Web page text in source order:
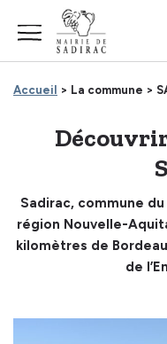
Accueil > La commune >
Sadirac, commune
région Nouvelle-
kilomètres de
de
Panneau de gestion des